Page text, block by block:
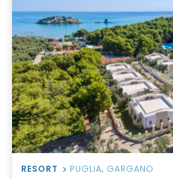
RESORT PUGLIA, GARGANO